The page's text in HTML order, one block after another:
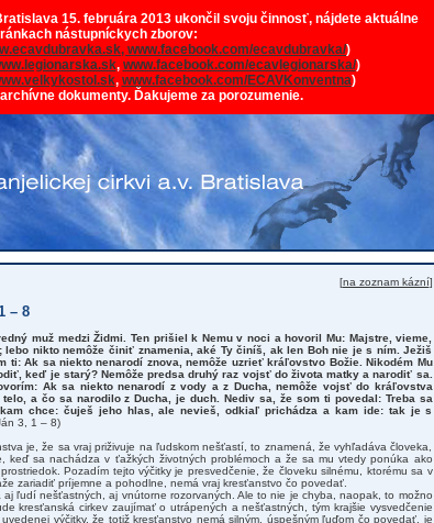
15. februára 2013 ukončil svoju činnosť, nájdete aktuálne
nástupníckych zborov:
www.facebook.com/ecavdubravka/)
, www.facebook.com/ecavlegionarska/)
, www.facebook.com/ECAVKonventna)
dokumenty. Ďakujeme za porozumenie.
[na zoznam kázní]
– 8
muž medzi Židmi. Ten prišiel k Nemu v noci a hovoril Mu: Majstre, vieme,
nikto nemôže činiť znamenia, aké Ty činíš, ak len Boh nie je s ním. Ježiš
ti: Ak sa niekto nenarodí znova, nemôže uzrieť kráľovstvo Božie. Nikodém Mu
keď je starý? Nemôže predsa druhý raz vojsť do života matky a narodiť sa.
Ak sa niekto nenarodí z vody a z Ducha, nemôže vojsť do kráľovstva
a čo sa narodilo z Ducha, je duch. Nediv sa, že som ti povedal: Treba sa
chce: čuješ jeho hlas, ale nevieš, odkiaľ prichádza a kam ide: tak je s
3, 1 – 8)
je, že sa vraj priživuje na ľudskom nešťastí, to znamená, že vyhľadáva človeka,
keď sa nachádza v ťažkých životných problémoch a že sa mu vtedy ponúka ako
Pozadím tejto výčitky je presvedčenie, že človeku silnému, ktorému sa v
zariadiť príjemne a pohodlne, nemá vraj kresťanstvo čo povedať.
ľudí nešťastných, aj vnútorne rozorvaných. Ale to nie je chyba, naopak, to možno
kresťanská cirkev zaujímať o utrápených a nešťastných, tým krajšie vysvedčenie
výčitky, že totiž kresťanstvo nemá silným, úspešným ľuďom čo povedať, je